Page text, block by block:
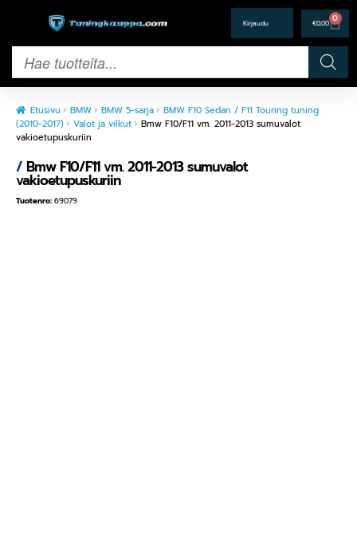
€0,00 0
Etusivu BMW BMW 5-sarja
BMW F10 Sedan / F11 Touring tuning
(2010-2017)
Valot ja vilkut
Bmw F10/F11 vm. 2011-2013 sumuvalot
vakioetupuskuriin
/Bmw F10/F11 vm. 2011-2013 sumuvalot
vakioetupuskuriin
Tuotenro: 69079